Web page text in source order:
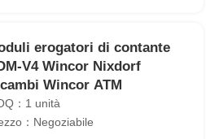
erogatori di contante
V4 Wincor Nixdorf
Wincor ATM
：1 unità
：Negoziabile